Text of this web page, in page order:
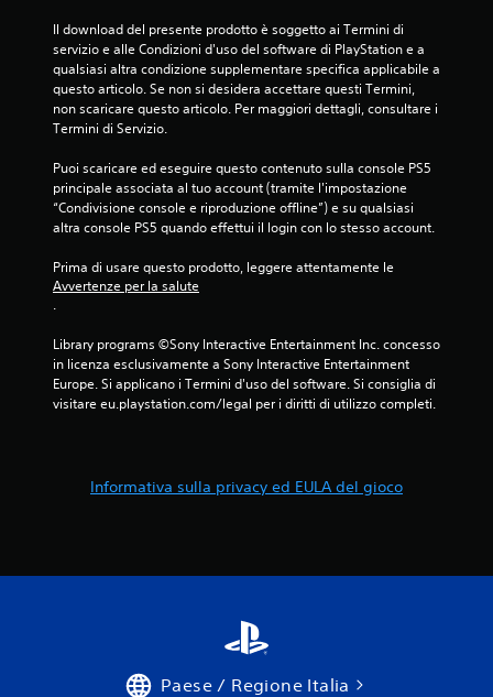
Il download del presente prodotto è soggetto ai Termini di
servizio e alle Condizioni d'uso del software di PlayStation e a
qualsiasi altra condizione supplementare specifica applicabile a
questo articolo. Se non si desidera accettare questi Termini,
non scaricare questo articolo. Per maggiori dettagli, consultare i
Termini di Servizio.
Puoi scaricare ed eseguire questo contenuto sulla console PS5
principale associata al tuo account (tramite l'impostazione
“Condivisione console e riproduzione offline”) e su qualsiasi
altra console PS5 quando effettui il login con lo stesso account.
Prima di usare questo prodotto, leggere attentamente le
Avvertenze per la salute
.
Library programs ©Sony Interactive Entertainment Inc. concesso
in licenza esclusivamente a Sony Interactive Entertainment
Europe. Si applicano i Termini d'uso del software. Si consiglia di
visitare eu.playstation.com/legal per i diritti di utilizzo completi.
Informativa sulla privacy ed EULA del gioco
Paese / Regione Italia